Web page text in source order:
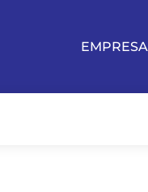
EMPRESA